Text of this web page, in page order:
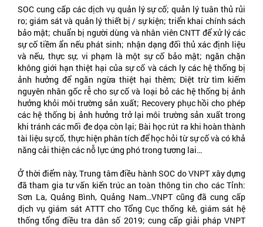
SOC cung cấp các dịch vụ quản lý sự cố; quản lý tuân thủ rủi
ro; giám sát và quản lý thiết bị / sự kiện; triển khai chính sách
bảo mật; chuẩn bị người dùng và nhân viên CNTT để xử lý các
sự cố tiềm ẩn nếu phát sinh; nhận dạng đối thủ xác định liệu
và nếu, thực sự, vi phạm là một sự cố bảo mật; ngăn chặn
không giới hạn thiệt hại của sự cố và cách ly các hệ thống bị
ảnh hưởng để ngăn ngừa thiệt hại thêm; Diệt trừ tìm kiếm
nguyên nhân gốc rễ cho sự cố và loại bỏ các hệ thống bị ảnh
hưởng khỏi môi trường sản xuất; Recovery phục hồi cho phép
các hệ thống bị ảnh hưởng trở lại môi trường sản xuất trong
khi tránh các mối đe dọa còn lại; Bài học rút ra khi hoàn thành
tài liệu sự cố, thực hiện phân tích để học hỏi từ sự cố và có khả
năng cải thiện các nỗ lực ứng phó trong tương lai…
Ở thời điểm này, Trung tâm điều hành SOC do VNPT xây dựng
đã tham gia tư vấn kiến trúc an toàn thông tin cho các Tỉnh:
Sơn La, Quảng Bình, Quảng Nam…VNPT cũng đã cung cấp
dịch vụ giám sát ATTT cho Tổng Cục thống kê, giám sát hệ
thống tổng điều tra dân số 2019; cung cấp giải pháp VNPT